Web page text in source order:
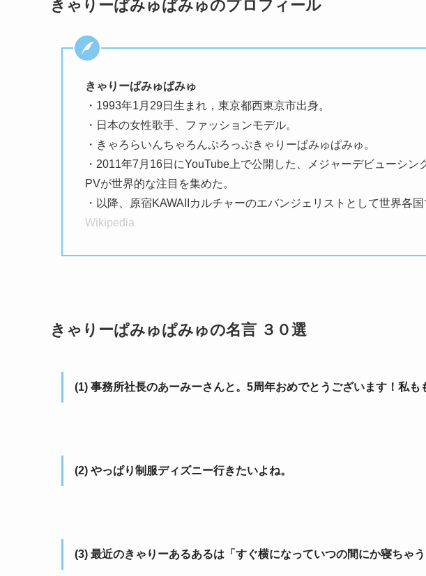
きゃりーぱみゅぱみゅのプロフィール
きゃりーぱみゅぱみゅ
・1993年1月29日生まれ，東京都西東京市出身。
・日本の女性歌手、ファッションモデル。
・きゃろらいんちゃろんぷろっぷきゃりーぱみゅぱみゅ。
・2011年7月16日にYouTube上で公開した、メジャーデビューシ
PVが世界的な注目を集めた。
・以降、原宿KAWAIIカルチャーのエバンジェリストとして世界各国
Wikipedia
きゃりーぱみゅぱみゅの名言 ３０選
(1) 事務所社長のあーみーさんと。5周年おめでとうございます！私も
(2) やっぱり制服ディズニー行きたいよね。
(3) 最近のきゃりーあるあるは「すぐ横になっていつの間にか寝ちゃう